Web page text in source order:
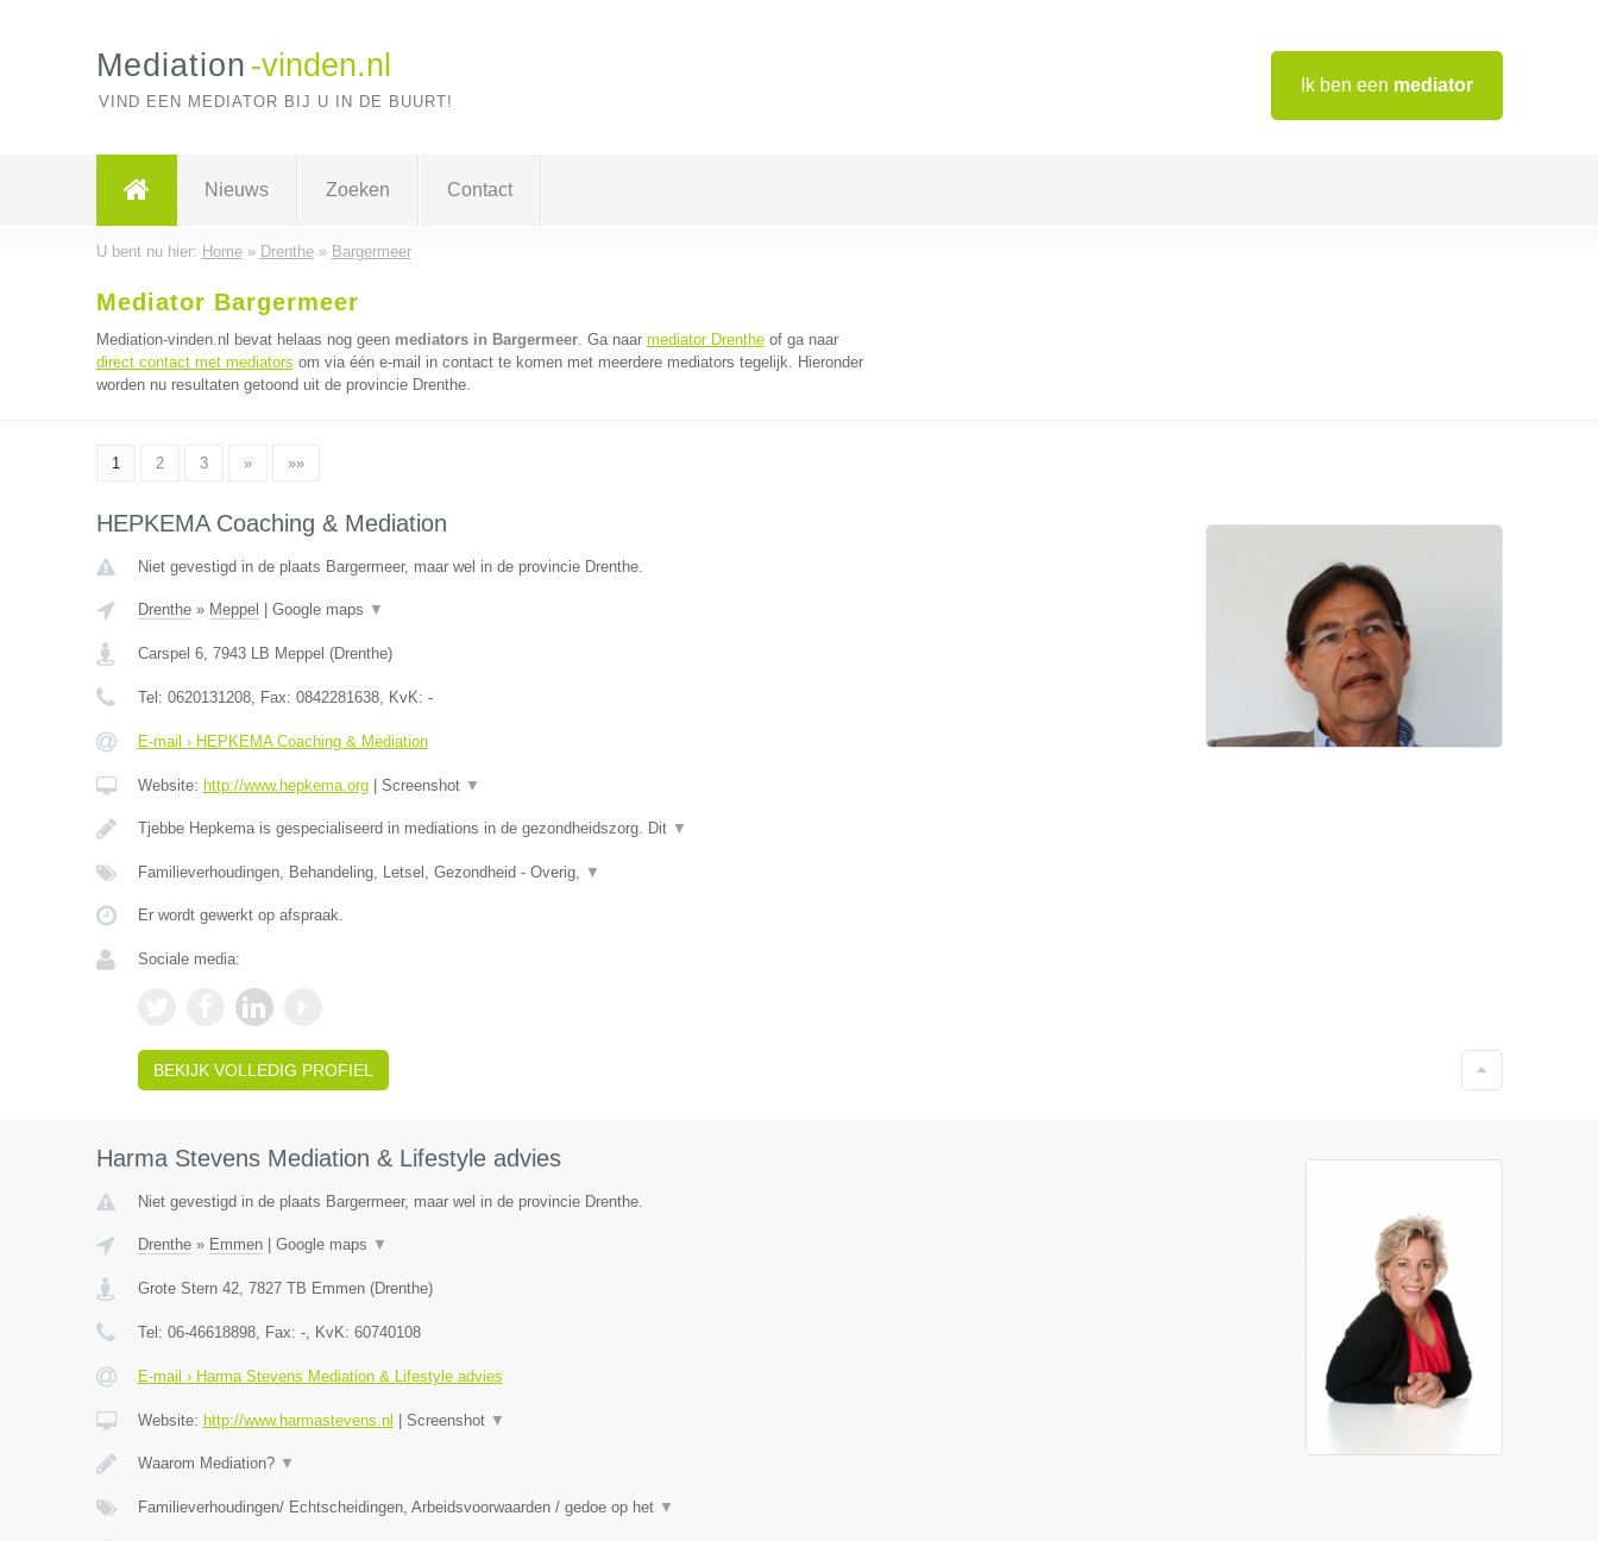
Ik ben een mediator
Mediation -vinden.nl
VIND EEN MEDIATOR BIJ U IN DE BUURT!
Nieuws Zoeken Contact
U bent nu hier: Home» Drenthe» Bargermeer
Mediator Bargermeer
Mediation-vinden.nl bevat helaas nog geen mediators in Bargermeer. Ga naar mediator Drentheof ga naar
direct contact met mediators om via één e-mail in contact te komen met meerdere mediators tegelijk. Hieronder
worden nu resultaten getoond uit de provincie Drenthe.
1 2 3 » »»
HEPKEMA Coaching & Mediation
Niet gevestigd in de plaats Bargermeer, maar wel in de provincie Drenthe.
Drenthe» Meppel Google maps ▼
Carspel 6, 7943 LB Meppel (Drenthe)
Tel: 0620131208, Fax: 0842281638, KvK: -
E-mail › HEPKEMA Coaching & Mediation
Website: http://www.hepkema.org| Screenshot ▼
Tjebbe Hepkema is gespecialiseerd in mediations in de gezondheidszorg. Dit ▼
Familieverhoudingen, Behandeling, Letsel, Gezondheid - Overig, ▼
Er wordt gewerkt op afspraak.
Sociale media:
BEKIJK VOLLEDIG PROFIEL
Harma Stevens Mediation & Lifestyle advies
Niet gevestigd in de plaats Bargermeer, maar wel in de provincie Drenthe.
Drenthe» Emmen| Google maps ▼
Grote Stern 42, 7827 TB Emmen(Drenthe)
Tel: 06-46618898, Fax: -, KvK: 60740108
E-mail › Harma Stevens Mediation & Lifestyle advies
Website: http://www.harmastevens.nl Screenshot ▼
Waarom Mediation? ▼
Familieverhoudingen/ Echtscheidingen, Arbeidsvoorwaarden / gedoe op het ▼